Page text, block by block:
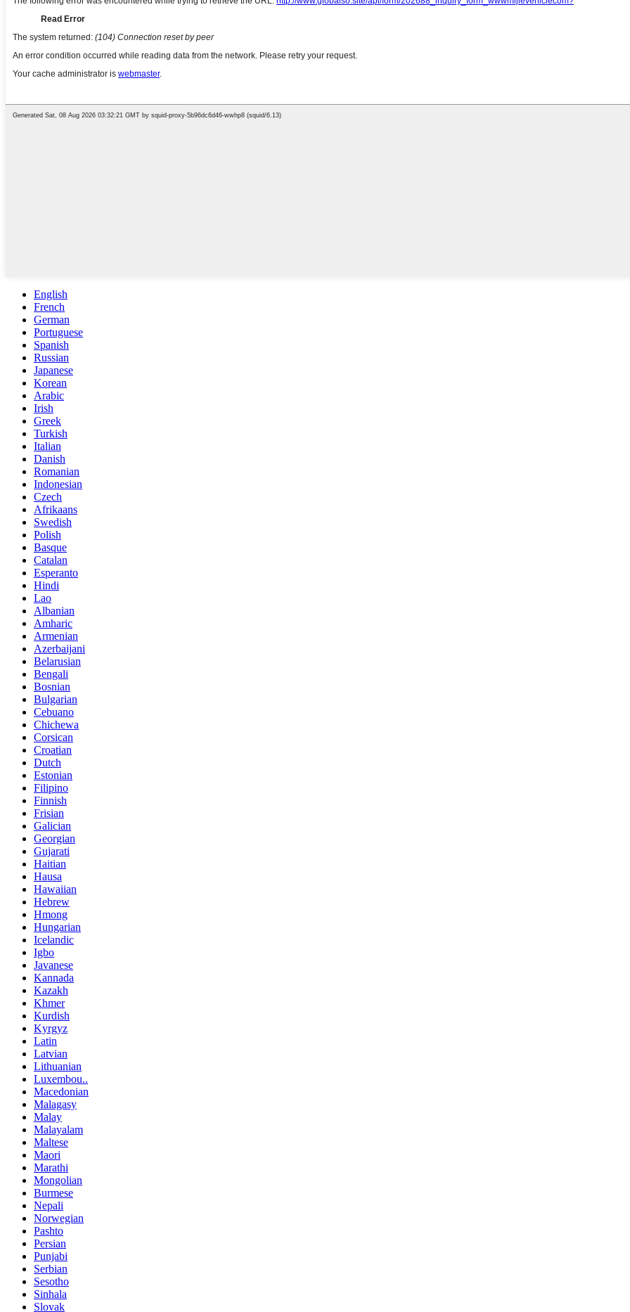
English
French
German
Portuguese
Spanish
Russian
Japanese
Korean
Arabic
Irish
Greek
Turkish
Italian
Danish
Romanian
Indonesian
Czech
Afrikaans
Swedish
Polish
Basque
Catalan
Esperanto
Hindi
Lao
Albanian
Amharic
Armenian
Azerbaijani
Belarusian
Bengali
Bosnian
Bulgarian
Cebuano
Chichewa
Corsican
Croatian
Dutch
Estonian
Filipino
Finnish
Frisian
Galician
Georgian
Gujarati
Haitian
Hausa
Hawaiian
Hebrew
Hmong
Hungarian
Icelandic
Igbo
Javanese
Kannada
Kazakh
Khmer
Kurdish
Kyrgyz
Latin
Latvian
Lithuanian
Luxembou..
Macedonian
Malagasy
Malay
Malayalam
Maltese
Maori
Marathi
Mongolian
Burmese
Nepali
Norwegian
Pashto
Persian
Punjabi
Serbian
Sesotho
Sinhala
Slovak